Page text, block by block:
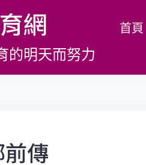
網
的明天而努力
首頁
傳